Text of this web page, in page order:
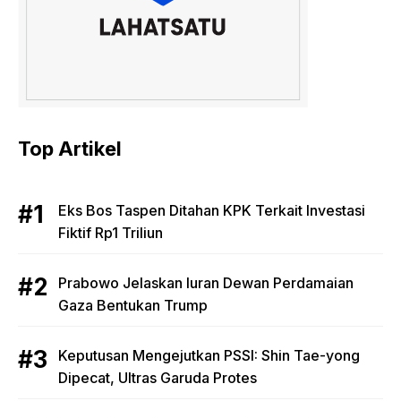
Top Artikel
Eks Bos Taspen Ditahan KPK Terkait Investasi
Fiktif Rp1 Triliun
Prabowo Jelaskan Iuran Dewan Perdamaian
Gaza Bentukan Trump
Keputusan Mengejutkan PSSI: Shin Tae-yong
Dipecat, Ultras Garuda Protes